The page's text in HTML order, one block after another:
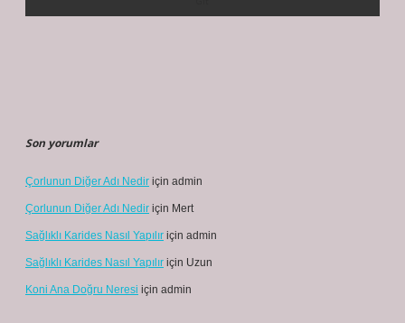
Son yorumlar
Çorlunun Diğer Adı Nedir için admin
Çorlunun Diğer Adı Nedir için Mert
Sağlıklı Karides Nasıl Yapılır için admin
Sağlıklı Karides Nasıl Yapılır için Uzun
Koni Ana Doğru Neresi için admin